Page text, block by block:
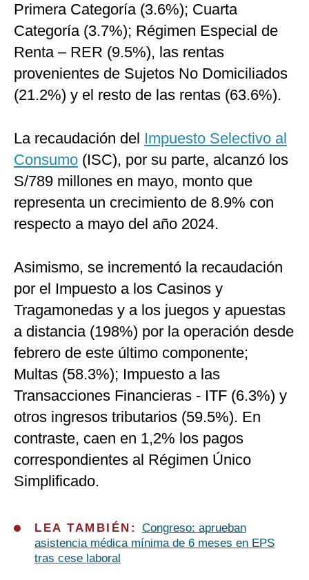
Primera Categoría (3.6%); Cuarta
Categoría (3.7%); Régimen Especial de
Renta – RER (9.5%), las rentas
provenientes de Sujetos No Domiciliados
(21.2%) y el resto de las rentas (63.6%).
La recaudación del Impuesto Selectivo al
Consumo (ISC), por su parte, alcanzó los
S/789 millones en mayo, monto que
representa un crecimiento de 8.9% con
respecto a mayo del año 2024.
Asimismo, se incrementó la recaudación
por el Impuesto a los Casinos y
Tragamonedas y a los juegos y apuestas
a distancia (198%) por la operación desde
febrero de este último componente;
Multas (58.3%); Impuesto a las
Transacciones Financieras - ITF (6.3%) y
otros ingresos tributarios (59.5%). En
contraste, caen en 1,2% los pagos
correspondientes al Régimen Único
Simplificado.
LEA TAMBIÉN: Congreso: aprueban
asistencia médica mínima de 6 meses en EPS
tras cese laboral